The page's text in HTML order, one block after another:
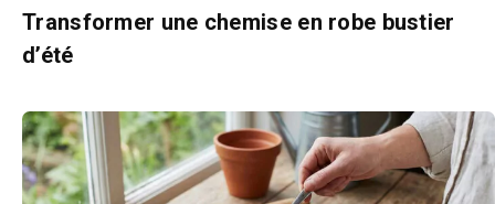
Transformer une chemise en robe bustier
d’été